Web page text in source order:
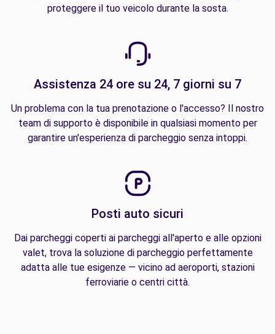
proteggere il tuo veicolo durante la sosta.
Assistenza 24 ore su 24, 7 giorni su 7
Un problema con la tua prenotazione o l'accesso? Il nostro
team di supporto è disponibile in qualsiasi momento per
garantire un'esperienza di parcheggio senza intoppi.
Posti auto sicuri
Dai parcheggi coperti ai parcheggi all'aperto e alle opzioni
valet, trova la soluzione di parcheggio perfettamente
adatta alle tue esigenze — vicino ad aeroporti, stazioni
ferroviarie o centri città.